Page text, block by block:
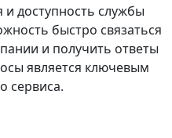
и доступность службы
быстро связаться
и получить ответы
является ключевым
сервиса.